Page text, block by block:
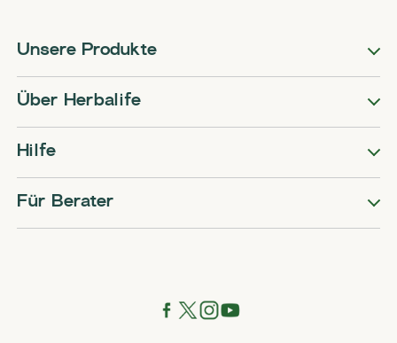
Unsere Produkte
Über Herbalife
Hilfe
Für Berater